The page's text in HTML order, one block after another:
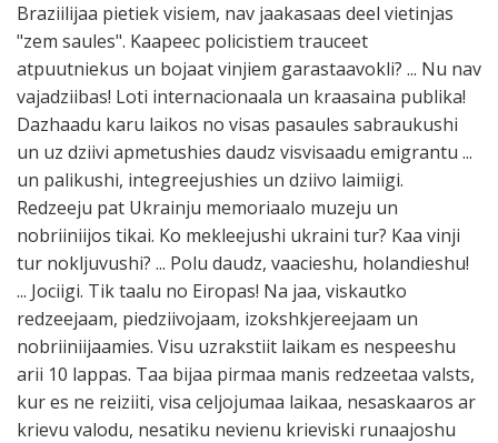
Braziilijaa pietiek visiem, nav jaakasaas deel vietinjas
"zem saules". Kaapeec policistiem trauceet
atpuutniekus un bojaat vinjiem garastaavokli? ... Nu nav
vajadziibas! Loti internacionaala un kraasaina publika!
Dazhaadu karu laikos no visas pasaules sabraukushi
un uz dziivi apmetushies daudz visvisaadu emigrantu ...
un palikushi, integreejushies un dziivo laimiigi.
Redzeeju pat Ukrainju memoriaalo muzeju un
nobriiniijos tikai. Ko mekleejushi ukraini tur? Kaa vinji
tur nokljuvushi? ... Polu daudz, vaacieshu, holandieshu!
... Jociigi. Tik taalu no Eiropas! Na jaa, viskautko
redzeejaam, piedziivojaam, izokshkjereejaam un
nobriiniijaamies. Visu uzrakstiit laikam es nespeeshu
arii 10 lappas. Taa bijaa pirmaa manis redzeetaa valsts,
kur es ne reiziiti, visa celjojumaa laikaa, nesaskaaros ar
krievu valodu, nesatiku nevienu krieviski runaajoshu